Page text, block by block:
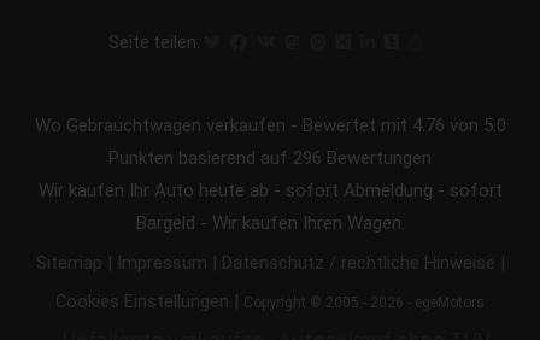
Seite teilen:
Wo Gebrauchtwagen verkaufen - Bewertet mit 4.76 von 5.0
Punkten basierend auf 296 Bewertungen
Wir kaufen Ihr Auto heute ab - sofort Abmeldung - sofort
Bargeld - Wir kaufen Ihren Wagen.
Sitemap | Impressum | Datenschutz / rechtliche Hinweise |
Cookies Einstellungen | Copyright © 2005 - 2026 - egeMotors